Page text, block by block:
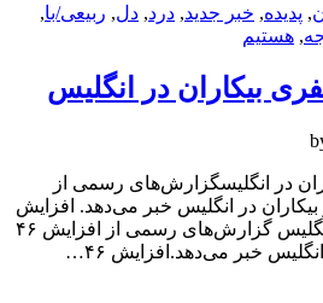
, پدیده, خبر جدید, درد, دل, ربیعی/با,
, هستیم
بیکاران در انگلیسگزارش‌های رسمی از
آمار بیکاران در انگلیس خبر می‌دهد. افزایش
۴۶ هزار نفری بیکاران در انگلیس گزارش‌های رسمی از افزایش ۴۶
خبر می‌دهد.افزایش ۴۶…